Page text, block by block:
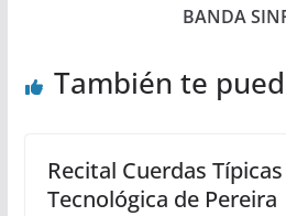
BANDA
También te
Recital Cuerdas
Tecnológica de Pereira